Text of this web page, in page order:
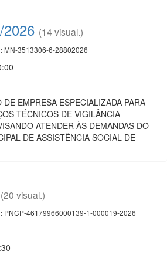
(14 visual.)
MN-3513306-6-28802026
DE EMPRESA ESPECIALIZADA PARA
TÉCNICOS DE VIGILÂNCIA
ATENDER ÀS DEMANDAS DO
DE ASSISTÊNCIA SOCIAL DE
(20 visual.)
PNCP-46179966000139-1-000019-2026